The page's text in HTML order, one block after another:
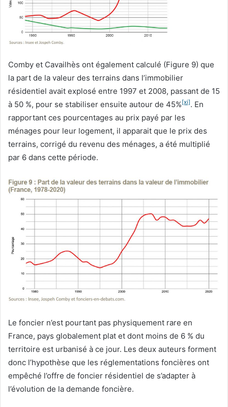
Comby et Cavailhès ont également calculé (Figure 9) que
la part de la valeur des terrains dans l’immobilier
résidentiel avait explosé entre 1997 et 2008, passant de 15
à 50 %, pour se stabiliser ensuite autour de 45%[xi]. En
rapportant ces pourcentages au prix payé par les
ménages pour leur logement, il apparait que le prix des
terrains, corrigé du revenu des ménages, a été multiplié
par 6 dans cette période.
Le foncier n’est pourtant pas physiquement rare en
France, pays globalement plat et dont moins de 6 % du
territoire est urbanisé à ce jour. Les deux auteurs forment
donc l’hypothèse que les réglementations foncières ont
empêché l’offre de foncier résidentiel de s’adapter à
l’évolution de la demande foncière.